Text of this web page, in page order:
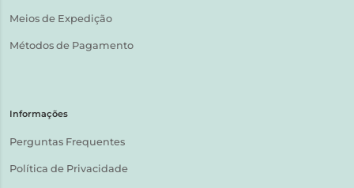
Meios de Expedição
Métodos de Pagamento
Informações
Perguntas Frequentes
Política de Privacidade